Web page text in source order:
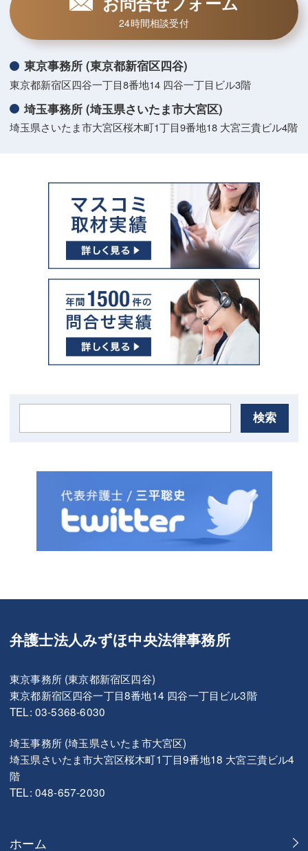
24時間相談受付
東京事務所 (東京都新宿区四谷)
東京都新宿区四谷一丁目8番地14 四谷一丁目ビル3階
埼玉事務所 (埼玉県さいたま市大宮区)
埼玉県さいたま市大宮区桜木町1丁目9番地18 大宮三貴ビル4階
検索
弁護士法人みずほ中央法律事務所
東京事務所 (東京都新宿区四谷)
東京都新宿区四谷一丁目8番地14 四谷一丁目ビル3階
TEL: 03-5368-6030
埼玉事務所 (埼玉県さいたま市大宮区)
埼玉県さいたま市大宮区桜木町1丁目9番地18 大宮三貴ビル4
階
TEL: 048-657-2030
ホーム